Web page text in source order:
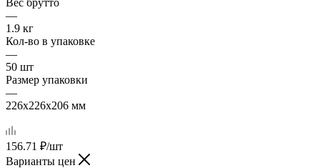
—
1.9 кг
Кол-во в упаковке
—
50 шт
Размер упаковки
—
226х226х206 мм
156.71 ₽/шт
Варианты цен